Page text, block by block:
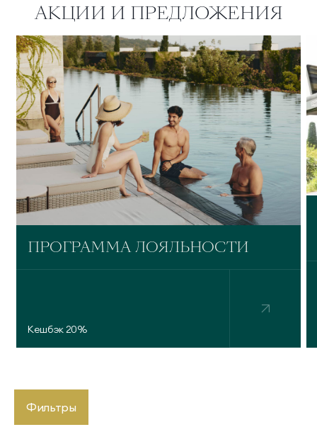
АКЦИИ И ПРЕДЛОЖЕНИЯ
ПРОГРАММА ЛОЯЛЬНОСТИ
Кешбэк 20%
Фильтры